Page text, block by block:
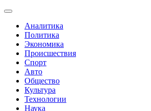
Аналитика
Политика
Экономика
Происшествия
Спорт
Авто
Общество
Культура
Технологии
Наука